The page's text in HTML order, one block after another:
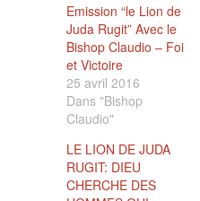
Emission “le Lion de
Juda Rugit” Avec le
Bishop Claudio – Foi
et Victoire
25 avril 2016
Dans "Bishop
Claudio"
LE LION DE JUDA
RUGIT: DIEU
CHERCHE DES